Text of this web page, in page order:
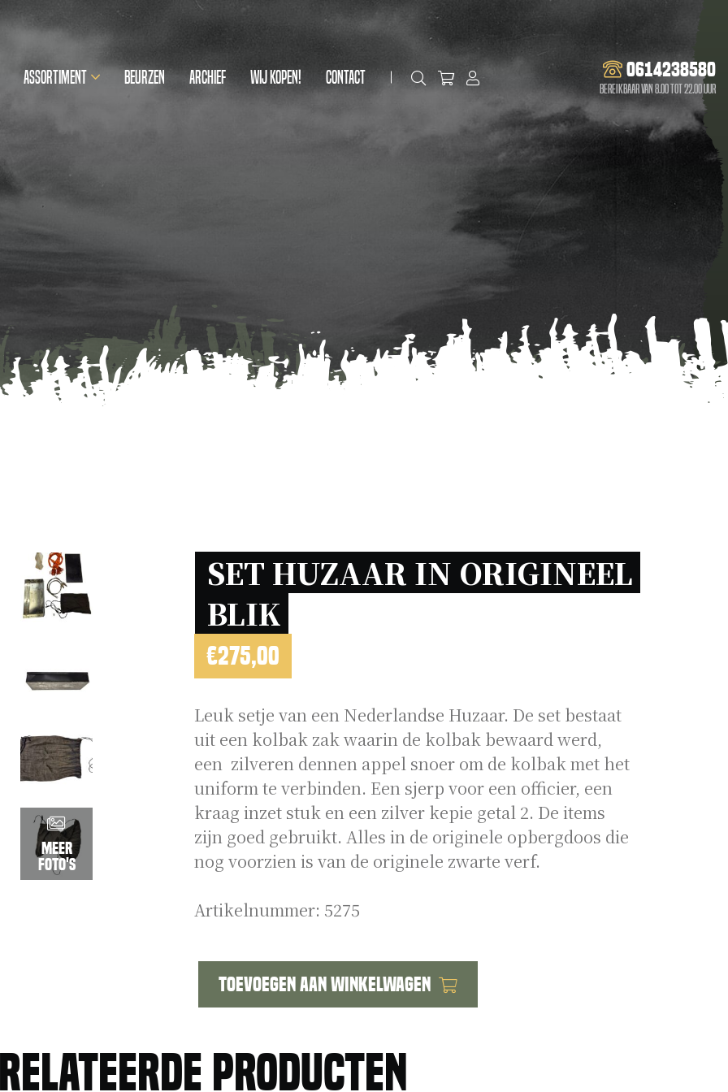
0614238580
Bereikbaar van 8.00 tot 22.00 uur
Assortiment Beurzen Archief Wij kopen! Contact
Meer
foto's
SET HUZAAR IN ORIGINEEL
BLIK
€275,00
Leuk setje van een Nederlandse Huzaar. De set bestaat
uit een kolbak zak waarin de kolbak bewaard werd,
een zilveren dennen appel snoer om de kolbak met het
uniform te verbinden. Een sjerp voor een officier, een
kraag inzet stuk en een zilver kepie getal 2. De items
zijn goed gebruikt. Alles in de originele opbergdoos die
nog voorzien is van de originele zwarte verf.
Artikelnummer: 5275
Set
in
origineel
Toevoegen aan winkelwagen
producten